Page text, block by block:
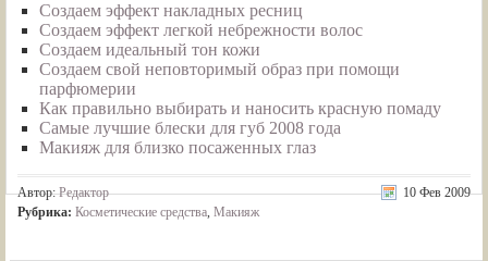
Создаем эффект накладных ресниц
Создаем эффект легкой небрежности волос
Создаем идеальный тон кожи
Создаем свой неповторимый образ при помощи
парфюмерии
Как правильно выбирать и наносить красную помаду
Самые лучшие блески для губ 2008 года
Макияж для близко посаженных глаз
Автор:Редактор
Рубрика: Косметические средства, Макияж
10 Фев 2009